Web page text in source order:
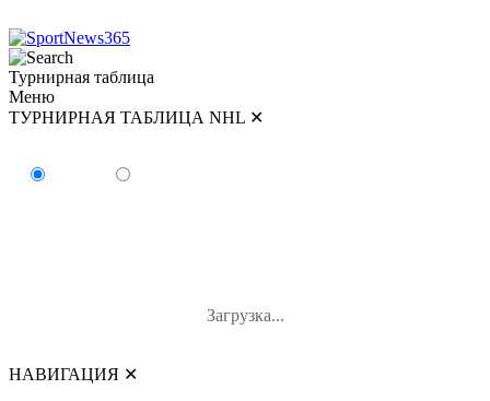
Турнирная таблица
Меню
ТУРНИРНАЯ ТАБЛИЦА NHL ✕
Загрузка...
НАВИГАЦИЯ ✕